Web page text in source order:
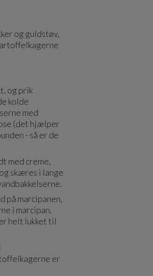
og guldstøv,
og prik
kolde
med
(det hjælper
- så er de
med creme,
skæres i lange
på marcipanen,
i marcipan.
helt lukket til
er